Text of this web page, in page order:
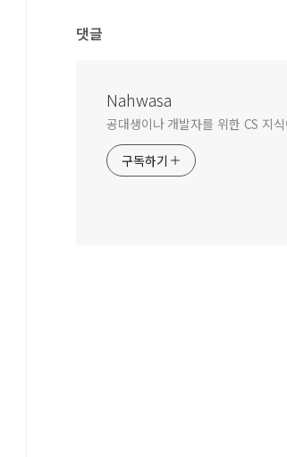
댓글
Nahwasa
공대생이나 개발자를 위한 CS
구독하기